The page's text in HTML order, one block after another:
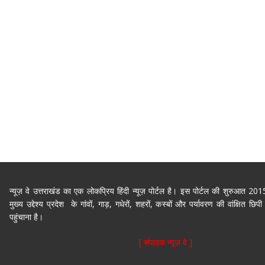
न्यूज़ वे उत्तराखंड का एक लोकप्रिय हिंदी न्यूज़ पोर्टल है। इस पोर्टल की शुरुआत
मुख्य उद्देश्य प्रदेश के गांवों, गाड़, गधेरों, शहरों, कस्बों और पर्यावरण की वांक्षित
पहुंचाना है।
[ संपादक न्यूज़ वे ]